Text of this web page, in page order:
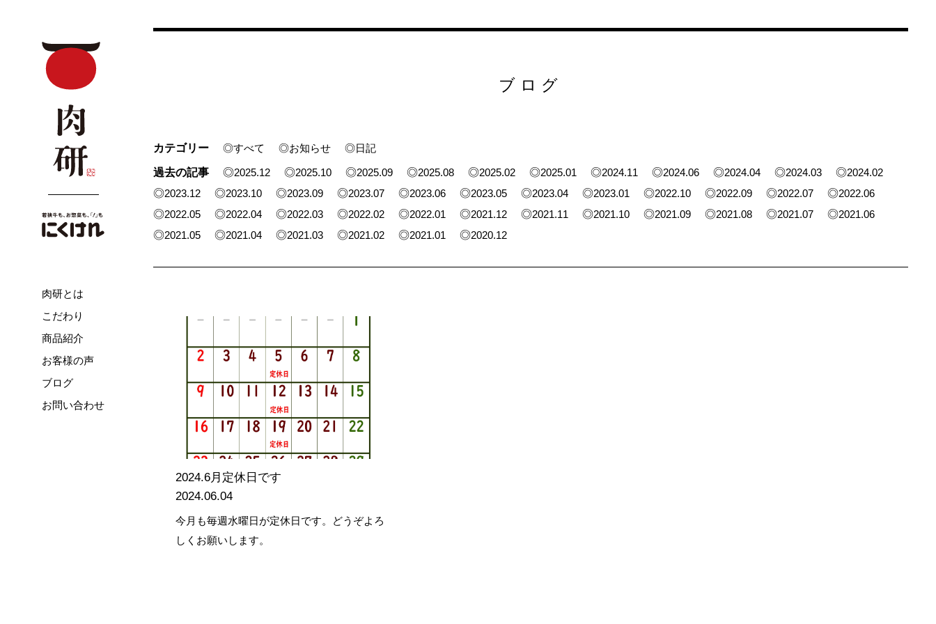
肉研とは
こだわり
商品紹介
お客様の声
ブログ
お問い合わせ
ブログ
カテゴリー ◎すべて ◎お知らせ ◎日記
過去の記事 2025.12 2025.10 2025.09 2025.08 2025.02 2025.01 2024.11 2024.06 2024.04 2024.03
2024.02
2023.12
2023.10 2023.09 2023.07 2023.06 2023.05 2023.04 2023.01 2022.10 2022.09 2022.07
2022.06
2022.05
2022.04 2022.03 2022.02 2022.01 2021.12 2021.11 2021.10 2021.09 2021.08 2021.07
2021.06
2021.05
2021.04 2021.03 2021.02 2021.01 2020.12
2024.6月定休日です
2024.06.04
今月も毎週水曜日が定休日です。どうぞよろ
しくお願いします。